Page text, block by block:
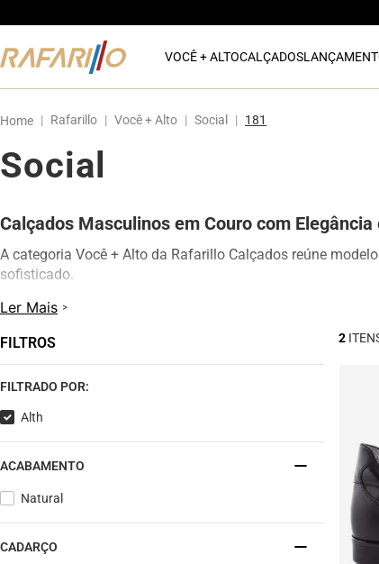
VOCÊ + ALTOCALÇADOS
Rafarillo Você + Alto Social 181
Social
Calçados Masculinos em Couro com
A categoria Você + Alto da Rafarillo Calçados reúne
sofisticado.
Os calçados contam com elevação interna de até 7 cm,
Na categoria Você + Alto, você encontra sapatos sociais,
qualquer momento do dia.
Ler Mais
FILTROS
FILTRADO POR:
Alth
ACABAMENTO
Natural
CADARÇO
2